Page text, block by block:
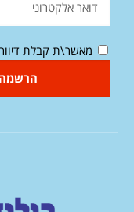
מאשר\ת קבלת דיוור
הרשמה